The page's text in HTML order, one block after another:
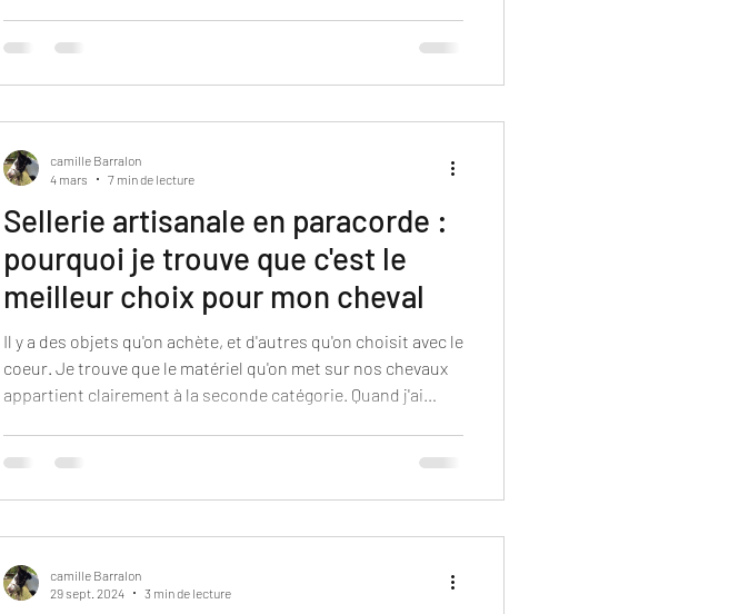
questions. Est-ce techniquement réalisable, dans de
bonnes conditions ? Est-ce que le résultat sera à la hauteur
Sellerie artisanale en paracorde :
pourquoi je trouve que c'est le
meilleur choix pour mon cheval
Il y a des objets qu'on achète, et d'autres qu'on choisit avec le
coeur. Je trouve que le matériel qu'on met sur nos chevaux
appartient clairement à la seconde catégorie. Quand j'ai
une évidence.
camille Barralon
4 mars
7 min de lecture
camille Barralon
29 sept. 2024
3 min de lecture